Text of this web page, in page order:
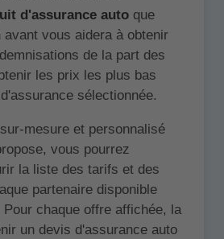
d'assurance autoque
avant vous aidera à obtenir
de la part des
les prix les plus bas
sélectionnée.
mesure et personnalisé
vous pourrez
la liste des tarifs et des
partenaire disponible
chaque offre affichée, la
un devis d'assurance auto